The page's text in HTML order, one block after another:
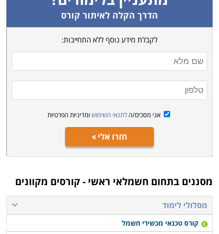
בפני חשמלאי ראשי פתוחות דלתות מקצועיות רבות; ניתן
לעבוד כעצמאי או כשכיר, בחברות תשתית ובנייה, ובעלי
לעבודה בחברת החשמל. כמו כן ניתן להמשיך להסמכות
הגבוהות יותר – מתח גבוה ומהנדס חשמל.
הדרך הקלה לאיתור קורס
לקבלת מידע נוסף ללא התחייבות:
אני מסכים/ה לתנאי השימוש ומדיניות הפרטיות
חזרו אלי
מסננים בתחום חשמלאי ראשי - קורסים מקוונים
מסלולי לימוד
קורס טכנאי מכשירי חשמל